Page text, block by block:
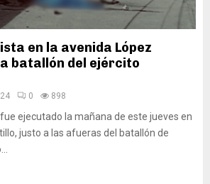
en la avenida López
batallón del ejército
0 898
ejecutado la mañana de este jueves en
justo a las afueras del batallón de